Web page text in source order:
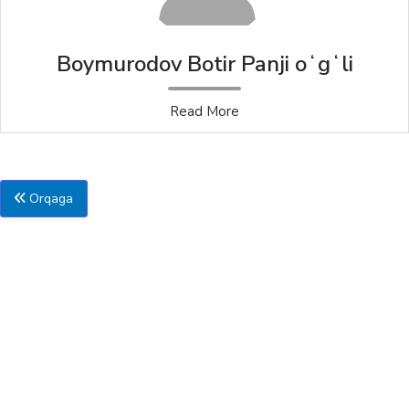
Boymurodov Botir Panji oʻgʻli
Read More
Orqaga